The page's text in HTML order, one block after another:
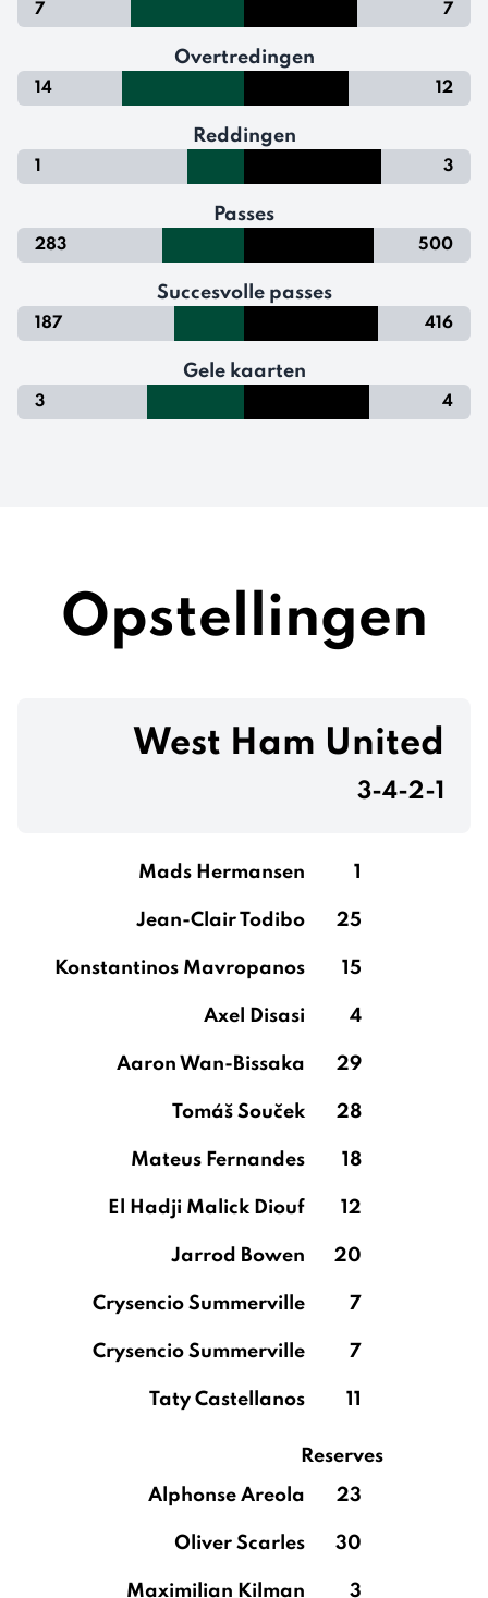
7 7
Overtredingen
14 12
Reddingen
1 3
Passes
283 500
Succesvolle passes
187 416
Gele kaarten
3 4
Opstellingen
West Ham United
3-4-2-1
Mads Hermansen 1
Jean-Clair Todibo 25
Konstantinos Mavropanos 15
Axel Disasi 4
Aaron Wan-Bissaka 29
Tomáš Souček 28
Mateus Fernandes 18
El Hadji Malick Diouf 12
Jarrod Bowen 20
Crysencio Summerville 7
Crysencio Summerville 7
Taty Castellanos 11
Reserves
Alphonse Areola
23
Oliver Scarles 30
Maximilian Kilman 3